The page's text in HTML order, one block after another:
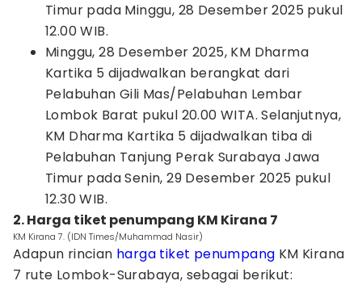
Timur pada Minggu, 28 Desember 2025 pukul
12.00 WIB.
Minggu, 28 Desember 2025, KM Dharma
Kartika 5 dijadwalkan berangkat dari
Pelabuhan Gili Mas/Pelabuhan Lembar
Lombok Barat pukul 20.00 WITA. Selanjutnya,
KM Dharma Kartika 5 dijadwalkan tiba di
Pelabuhan Tanjung Perak Surabaya Jawa
Timur pada Senin, 29 Desember 2025 pukul
12.30 WIB.
2. Harga tiket penumpang KM Kirana 7
KM Kirana 7. (IDN Times/Muhammad Nasir)
Adapun rincian harga tiket penumpang KM Kirana
7 rute Lombok-Surabaya, sebagai berikut: